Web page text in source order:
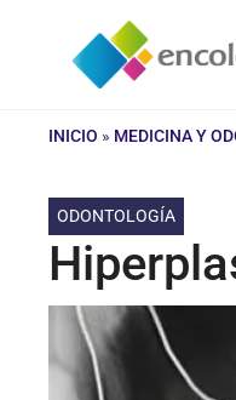
contenido
INICIO » MEDICINA Y
ODONTOLOGÍA